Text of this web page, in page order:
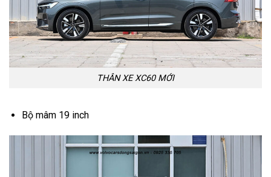
THÂN XE XC60 MỚI
Bộ mâm 19 inch